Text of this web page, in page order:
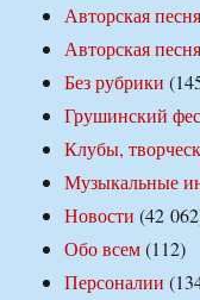
Авторская
Авторская
Без рубрики
Грушинский
Клубы,
Музыкальные
Новости (42
Обо всем(112)
Персоналии